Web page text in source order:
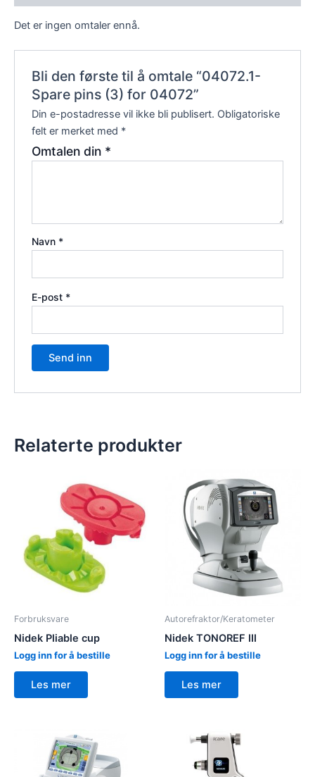
Det er ingen omtaler ennå.
Bli den første til å omtale “04072.1-
Spare pins (3) for 04072”
Din e-postadresse vil ikke bli publisert. Obligatoriske
felt er merket med *
Omtalen din *
Navn *
E-post *
Relaterte produkter
Forbruksvare
Nidek Pliable cup
Logg inn for å bestille
Les mer
Autorefraktor/Keratometer
Nidek TONOREF III
Logg inn for å bestille
Les mer